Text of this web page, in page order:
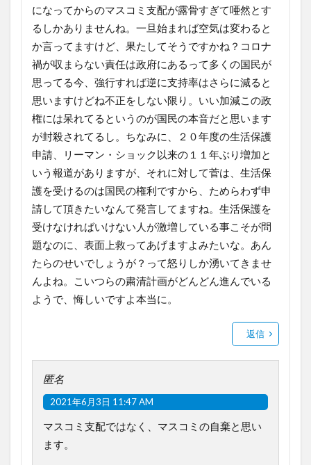
になってからのマスコミ支配が露骨すぎて唖然とす
るしかありませんね。一旦始まれば空気は変わると
か言ってますけど、果たしてそうですかね？コロナ
禍が収まらない責任は政府にあるって多くの国民が
思ってる今、強行すれば逆に支持率はさらに減ると
思いますけどね不正をしない限り。いい加減この政
権には呆れてるというのが国民の本音だと思います
が封殺されてるし。ちなみに、２０年度の生活保護
申請、リーマン・ショック以来の１１年ぶり増加と
いう報道がありますが、それに対して菅は、生活保
護を受けるのは国民の権利ですから、ためらわず申
請して頂きたいなんて発言してますね。生活保護を
受けなければいけない人が激増している事こそが問
題なのに、表面上救ってあげますよみたいな。あん
たらのせいでしょうが？って怒りしか湧いてきませ
んよね。こいつらの粛清計画がどんどん進んでいる
ようで、悔しいですよ本当に。
返信
匿名
2021年6月3日 11:47 AM
マスコミ支配ではなく、マスコミの自棄と思い
ます。